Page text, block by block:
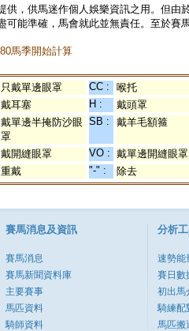
供，供馬迷作個人娛樂資訊之用。但
可能準確，馬會就此並無責任。至於賽
馬季開始計算
只戴單邊眼罩 CC :
喉托
戴耳塞 H :
戴頭罩
戴單邊半掩防沙眼
罩
SB : 戴羊毛額箍
戴開縫眼罩 VO : 戴單邊開縫眼罩
重戴 "-" : 除去
賽馬消息及資訊
賽馬消息
賽馬新聞資料庫
主要賽事
馬匹資料
騎師資料
分析
速勢能
賽日數
初出馬
騎練配
馬匹搬